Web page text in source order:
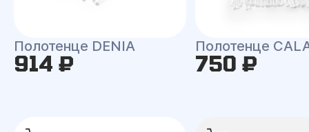
Полотенце DENIA
914 ₽
Полотенце
750 ₽